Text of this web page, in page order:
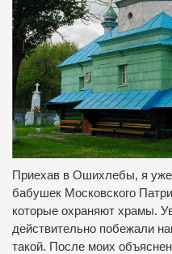
Приехав в Ошихлебы, я уже
бабушек Московского
которые охраняют храмы.
действительно побежали
такой. После моих